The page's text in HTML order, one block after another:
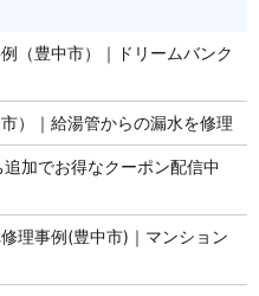
（豊中市）｜ドリームバンク
）｜給湯管からの漏水を修理
加でお得なクーポン配信中
理事例(豊中市)｜マンション